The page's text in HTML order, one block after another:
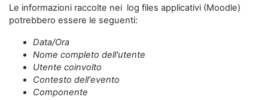
Le informazioni raccolte nei log files applicativi (Moodle)
potrebbero essere le seguenti:
Data/Ora
Nome completo dell'utente
Utente coinvolto
Contesto dell'evento
Componente